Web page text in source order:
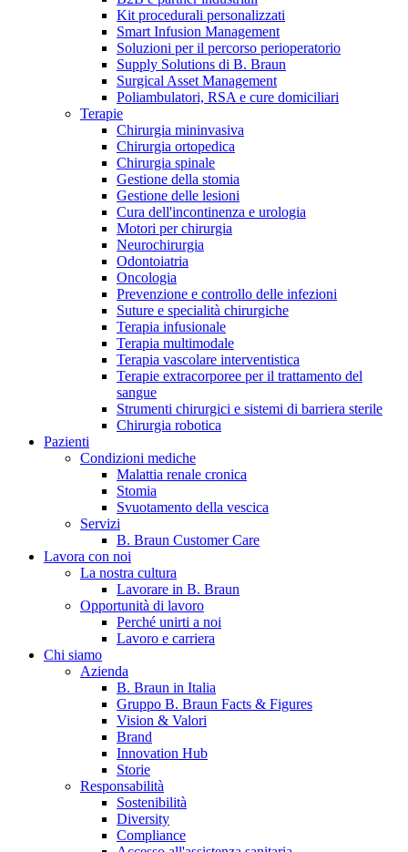
Catalogo prodotti
Trova il prodotto che stai cercando. Visita il catalogo B.
Braun con il nostro portfolio completo.
Hai domande o richieste? Scrivici per entrare subito in
contatto con un nostro referente.
B. Braun in Italia
Scopri chi siamo ed entra nel mondo di B. Braun in Italia: 4
sedi, 4 aziende, più di 700 dipendenti e un Centro di
Eccellenza a livello globale.
Kit procedurali personalizzati
Smart Infusion Management
Soluzioni per il percorso perioperatorio
Supply Solutions di B. Braun
Surgical Asset Management
Poliambulatori, RSA e cure domiciliari
Terapie
Chirurgia mininvasiva
Chirurgia ortopedica
Chirurgia spinale
Gestione della stomia
Gestione delle lesioni
Cura dell'incontinenza e urologia
Motori per chirurgia
Neurochirurgia
Odontoiatria
Oncologia
Prevenzione e controllo delle infezioni
Suture e specialità chirurgiche
Terapia infusionale
Terapia multimodale
Terapia vascolare interventistica
Terapie extracorporee per il trattamento del
sangue
Strumenti chirurgici e sistemi di barriera sterile
Chirurgia robotica
Pazienti
Condizioni mediche
Malattia renale cronica
Stomia
Svuotamento della vescica
Servizi
B. Braun Customer Care
Lavora con noi
La nostra cultura
Lavorare in B. Braun
Opportunità di lavoro
Perché unirti a noi
Lavoro e carriera
Chi siamo
Azienda
B. Braun in Italia
Gruppo B. Braun Facts & Figures
Vision & Valori
Brand
Innovation Hub
Storie
Responsabilità
Sostenibilità
Diversity
Compliance